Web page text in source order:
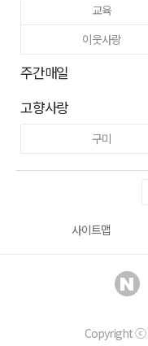
교육
이웃사랑
주간매일
고향사랑
구미
사이트맵
Copyright ⓒ